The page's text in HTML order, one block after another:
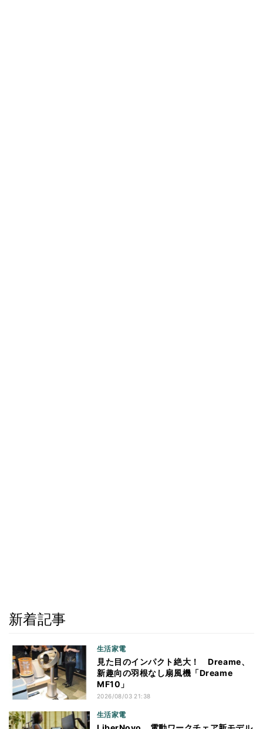
新着記事
生活家電
見た目のインパクト絶大！ Dreame、
新趣向の羽根なし扇風機「Dreame
MF10」
2026/08/03 21:38
生活家電